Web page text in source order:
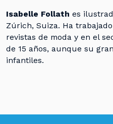
Isabelle Follath es
Zúrich, Suiza. Ha
revistas de moda y en el
de 15 años, aunque su
infantiles.